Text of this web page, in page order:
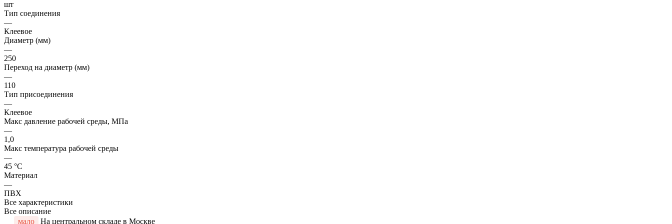
шт
Тип соединения
—
Клеевое
Диаметр (мм)
—
250
Переход на диаметр (мм)
—
110
Тип присоединения
—
Клеевое
Макс давление рабочей среды, МПа
—
1,0
Макс температура рабочей среды
—
45 °С
Материал
—
ПВХ
Все характеристики
Все описание
мало
На центральном складе в Москве